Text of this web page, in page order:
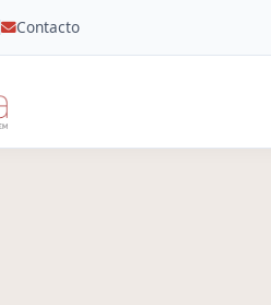
Contacto